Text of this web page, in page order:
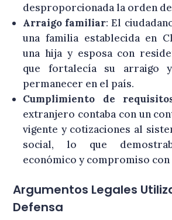
desproporcionada la orden
Arraigo familiar: El
una familia establecida en
una hija y esposa con
que fortalecía su arraigo
permanecer en el país.
Cumplimiento de
extranjero contaba con un
vigente y cotizaciones al
social, lo que
económico y compromiso con
Argumentos Legales
Defensa